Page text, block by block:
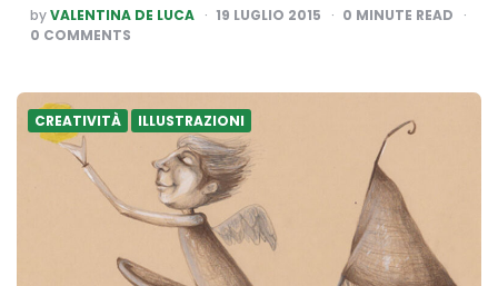
POSTED
BY
byVALENTINA DE LUCA 19 LUGLIO 2015 0 MINUTE READ
0 COMMENTS
CREATIVITÀ ILLUSTRAZIONI